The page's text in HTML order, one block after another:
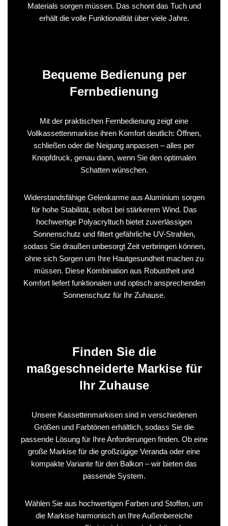
Materials sorgen müssen. Das schont das Tuch und
erhält die volle Funktionalität über viele Jahre.
Bequeme Bedienung per
Fernbedienung
Mit der praktischen Fernbedienung zeigt eine
Vollkassettenmarkise ihren Komfort deutlich: Öffnen,
schließen oder die Neigung anpassen – alles per
Knopfdruck, genau dann, wenn Sie den optimalen
Schatten wünschen.
Widerstandsfähige Gelenkarme aus Aluminium sorgen
für hohe Stabilität, selbst bei stärkerem Wind. Das
hochwertige Polyacryltuch bietet zuverlässigen
Sonnenschutz und filtert gefährliche UV-Strahlen,
sodass Sie draußen unbesorgt Zeit verbringen können,
ohne sich Sorgen um Ihre Hautgesundheit machen zu
müssen. Diese Kombination aus Robustheit und
Komfort liefert funktionalen und optisch ansprechenden
Sonnenschutz für Ihr Zuhause.
Finden Sie die
maßgeschneiderte Markise für
Ihr Zuhause
Unsere Kassettenmarkisen sind in verschiedenen
Größen und Farbtönen erhältlich, sodass Sie die
passende Lösung für Ihre Anforderungen finden. Ob eine
große Markise für die großzügige Veranda oder eine
kompakte Variante für den Balkon – wir bieten das
passende System.
Wählen Sie aus hochwertigen Farben und Stoffen, um
die Markise harmonisch an Ihre Außenbereiche